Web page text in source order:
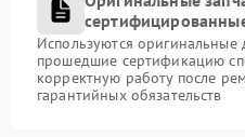
Используются оригинальные
прошедшие сертификацию
корректную работу после
гарантийных обязательств